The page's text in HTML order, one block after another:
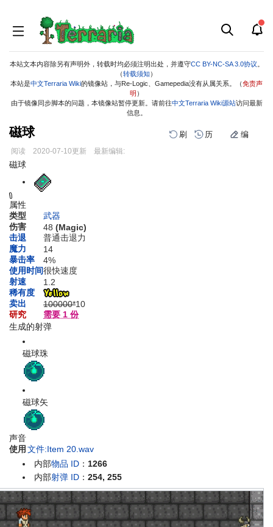
本站文本内容除另有声明外，转载时均必须注明出处，并遵守CC BY-NC-SA 3.0协议
（转载须知 ）
本站是中文Terraria Wiki的镜像站，与Re-Logic、Gamepedia没有从属关系。（免责声
明 ）
由于镜像同步脚本的问题，本镜像站暂停更新。请前往中文Terraria Wiki源站访问最新
信息。
磁球 刷 历 编
阅读 2020-07-10更新 最新编辑:
跳
航
跳
索
磁球
属性
类型
武器
伤害
48 (Magic)
击退
普通击退力
魔力
14
暴击率
4%
使用时间很快速度
射速
1.2
稀有度
卖出
100000*10
研究
需要 1 份
生成的射弹
磁球珠
磁球矢
声音
使用 文件:Item 20.wav
内部物品 ID ： 1266
内部射弹 ID ：254, 255